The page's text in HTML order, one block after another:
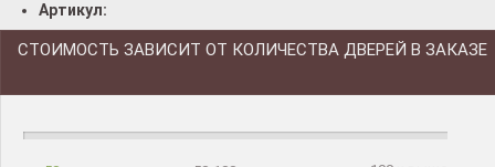
Артикул:
СТОИМОСТЬ ЗАВИСИТ ОТ КОЛИЧЕСТВА ДВЕРЕЙ В ЗАКАЗЕ